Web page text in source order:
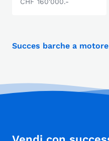
Succes barche a motore